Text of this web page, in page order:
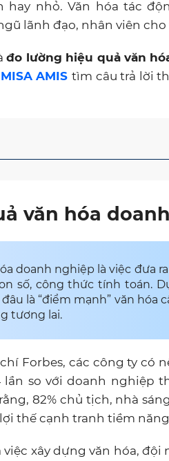
hay nhỏ. Văn hóa tác
lãnh đạo, nhân viên
đo lường hiệu quả văn
MISA AMIS tìm câu trả lời
văn hóa
doanh nghiệp là việc đưa
số, công thức tính toán.
là “điểm mạnh” văn hóa
tương lai.
Forbes, các công ty có
so với doanh nghiệp
82% chủ tịch, nhà
thế cạnh tranh tiềm
xây dựng văn hóa,